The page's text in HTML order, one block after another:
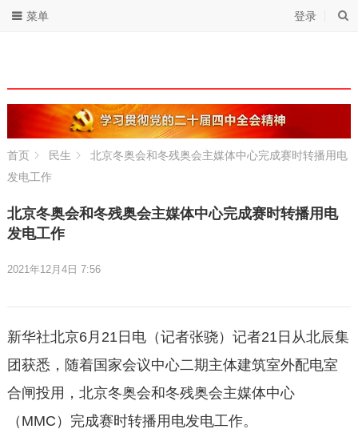
登录
菜单
首页 民生
北京冬奥会和冬残奥会主媒体中心完成赛时转播用电
发电工作
北京冬奥会和冬残奥会主媒体中心完成赛时转播用电
发电工作
2021年12月4日 7:56
新华社北京6月21日电（记者张骁）记者21日从北辰集
团获悉，随着国家会议中心二期主体建筑室外配电室
合闸投用，北京冬奥会和冬残奥会主媒体中心
（MMC）完成赛时转播用电发电工作。